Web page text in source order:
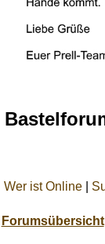
Wer ist Online
Forumsübersicht